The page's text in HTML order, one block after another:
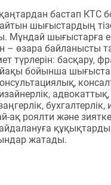
бастап КТС
шығыстардың
Мұндай шығыстарға
– өзара байланысты
түрлерін: басқару,
бойынша
ақ роялти және
жатады.